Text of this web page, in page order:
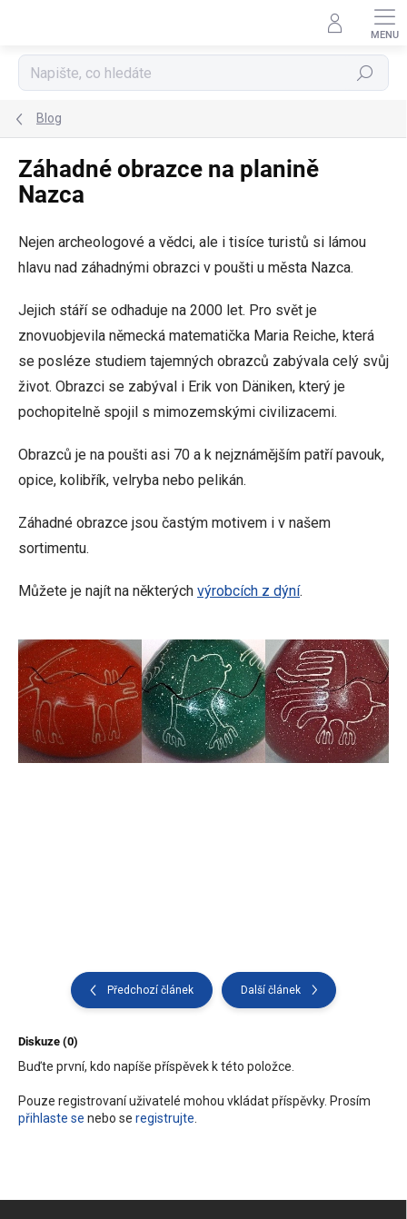
Hledat
Blog
Záhadné obrazce na planině
Nazca
Nejen archeologové a vědci, ale i tisíce turistů si lámou
hlavu nad záhadnými obrazci v poušti u města Nazca.
Jejich stáří se odhaduje na 2000 let. Pro svět je
znovuobjevila německá matematička Maria Reiche, která
se posléze studiem tajemných obrazců zabývala celý svůj
život. Obrazci se zabýval i Erik von Däniken, který je
pochopitelně spojil s mimozemskými civilizacemi.
Obrazců je na poušti asi 70 a k nejznámějším patří pavouk,
opice, kolibřík, velryba nebo pelikán.
Záhadné obrazce jsou častým motivem i v našem
sortimentu.
Můžete je najít na některých výrobcích z dýní.
Předchozí článek Další článek
Diskuze (0)
Buďte první, kdo napíše příspěvek k této položce.
Pouze registrovaní uživatelé mohou vkládat příspěvky. Prosím
přihlaste se nebo se registrujte